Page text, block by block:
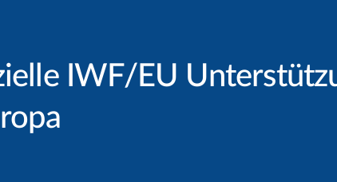
IWF/EU